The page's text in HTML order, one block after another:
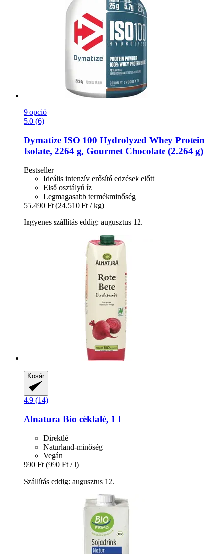
9 opció
5.0 (6)
Dymatize ISO 100 Hydrolyzed Whey Protein
Isolate, 2264 g, Gourmet Chocolate (2.264 g)
Bestseller
Ideális intenzív erősítő edzések előtt
Első osztályú íz
Legmagasabb termékminőség
55.490 Ft (24.510 Ft / kg)
Ingyenes szállítás eddig: augusztus 12.
Kosár
4.9 (14)
Alnatura Bio céklalé, 1 l
Direktlé
Naturland-minőség
Vegán
990 Ft (990 Ft / l)
Szállítás eddig: augusztus 12.